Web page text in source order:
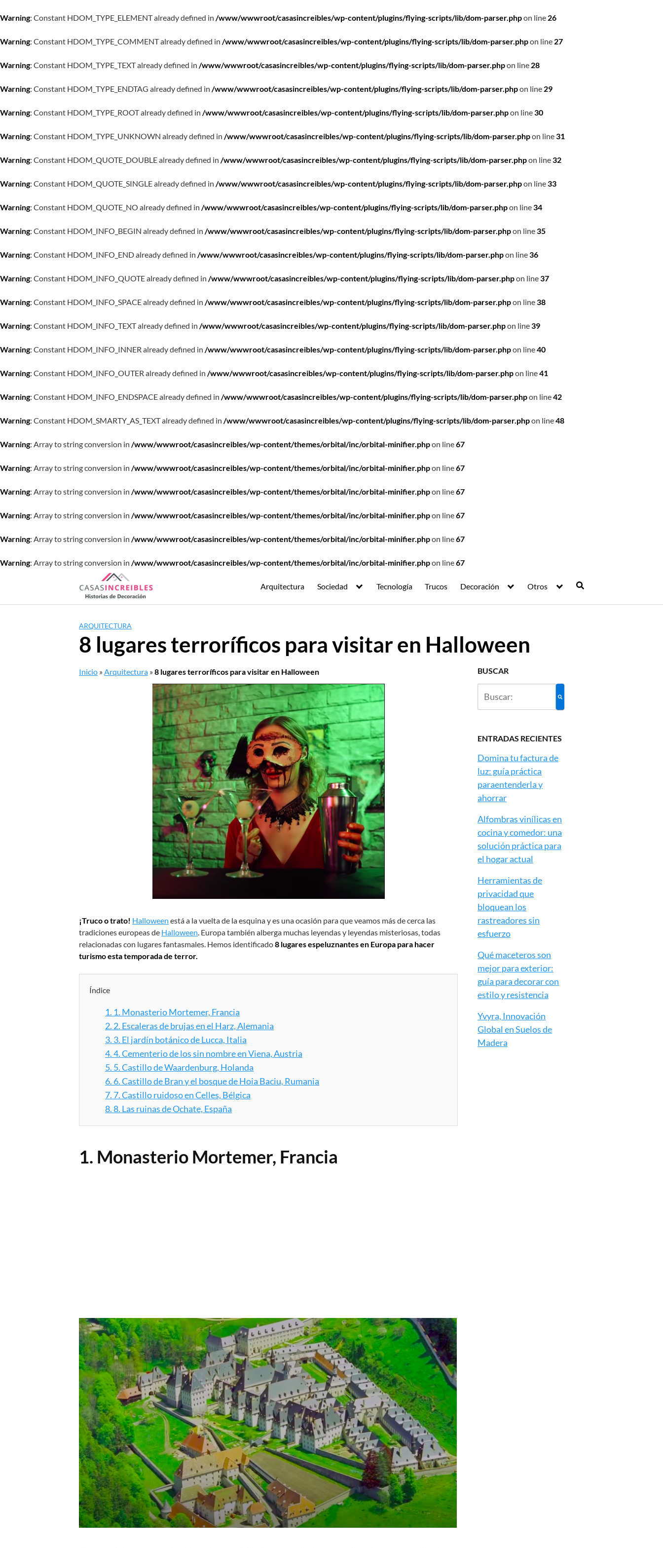
Warning: Constant HDOM_TYPE_ELEMENT already defined in /www/wwwroot/casasincreibles/wp-content/plugins/flying-scripts/lib/dom-parser.phpon line 26
Warning: Constant HDOM_TYPE_COMMENT already defined in /www/wwwroot/casasincreibles/wp-content/plugins/flying-scripts/lib/dom-parser.phpon line 27
Warning: Constant HDOM_TYPE_TEXT already defined in /www/wwwroot/casasincreibles/wp-content/plugins/flying-scripts/lib/dom-parser.phpon line 28
Warning: Constant HDOM_TYPE_ENDTAG already defined in /www/wwwroot/casasincreibles/wp-content/plugins/flying-scripts/lib/dom-parser.phpon line 29
Warning: Constant HDOM_TYPE_ROOT already defined in /www/wwwroot/casasincreibles/wp-content/plugins/flying-scripts/lib/dom-parser.phpon line30
Warning: Constant HDOM_TYPE_UNKNOWN already defined in /www/wwwroot/casasincreibles/wp-content/plugins/flying-scripts/lib/dom-parser.phpon line31
Warning: Constant HDOM_QUOTE_DOUBLE already defined in /www/wwwroot/casasincreibles/wp-content/plugins/flying-scripts/lib/dom-parser.phpon line32
Warning: Constant HDOM_QUOTE_SINGLE already defined in /www/wwwroot/casasincreibles/wp-content/plugins/flying-scripts/lib/dom-parser.phpon line33
Warning: Constant HDOM_QUOTE_NO already defined in /www/wwwroot/casasincreibles/wp-content/plugins/flying-scripts/lib/dom-parser.phpon line34
Warning: Constant HDOM_INFO_BEGIN already defined in /www/wwwroot/casasincreibles/wp-content/plugins/flying-scripts/lib/dom-parser.phpon line35
Warning: Constant HDOM_INFO_END already defined in /www/wwwroot/casasincreibles/wp-content/plugins/flying-scripts/lib/dom-parser.phpon line36
Warning: Constant HDOM_INFO_QUOTE already defined in /www/wwwroot/casasincreibles/wp-content/plugins/flying-scripts/lib/dom-parser.phpon line37
Warning: Constant HDOM_INFO_SPACE already defined in /www/wwwroot/casasincreibles/wp-content/plugins/flying-scripts/lib/dom-parser.phpon line38
Warning: Constant HDOM_INFO_TEXT already defined in /www/wwwroot/casasincreibles/wp-content/plugins/flying-scripts/lib/dom-parser.phpon line39
Warning: Constant HDOM_INFO_INNER already defined in /www/wwwroot/casasincreibles/wp-content/plugins/flying-scripts/lib/dom-parser.phpon line40
Warning: Constant HDOM_INFO_OUTER already defined in /www/wwwroot/casasincreibles/wp-content/plugins/flying-scripts/lib/dom-parser.phpon line41
Warning: Constant HDOM_INFO_ENDSPACE already defined in /www/wwwroot/casasincreibles/wp-content/plugins/flying-scripts/lib/dom-parser.phpon line42
Warning: Constant HDOM_SMARTY_AS_TEXT already defined in /www/wwwroot/casasincreibles/wp-content/plugins/flying-scripts/lib/dom-parser.phpon line48
Warning: Array to string conversion in /www/wwwroot/casasincreibles/wp-content/themes/orbital/inc/orbital-minifier.phpon line67
Warning: Array to string conversion in /www/wwwroot/casasincreibles/wp-content/themes/orbital/inc/orbital-minifier.phpon line67
Warning: Array to string conversion in /www/wwwroot/casasincreibles/wp-content/themes/orbital/inc/orbital-minifier.phpon line67
Warning: Array to string conversion in /www/wwwroot/casasincreibles/wp-content/themes/orbital/inc/orbital-minifier.phpon line67
Warning: Array to string conversion in /www/wwwroot/casasincreibles/wp-content/themes/orbital/inc/orbital-minifier.phpon line67
Warning: Array to string conversion in /www/wwwroot/casasincreibles/wp-content/themes/orbital/inc/orbital-minifier.phpon line67
Arquitectura Sociedad Tecnología Trucos Decoración Otros
ARQUITECTURA
8 lugares terroríficos para visitar en Halloween
Inicio »Arquitectura »8 lugares terroríficos para visitar en Halloween
¡Truco o trato! Halloween está a la vuelta de la esquina y es una ocasión para que veamos más de cerca las
tradiciones europeas de Halloween. Europa también alberga muchas leyendas y leyendas misteriosas, todas
relacionadas con lugares fantasmales. Hemos identificado8 lugares espeluznantes en Europa para hacer
turismo esta temporada de terror.
Índice
1. 1. Monasterio Mortemer, Francia
2. 2. Escaleras de brujas en el Harz, Alemania
3. 3. El jardín botánico de Lucca, Italia
4.4. Cementerio de los sin nombre en Viena, Austria
5. 5. Castillo de Waardenburg, Holanda
6. 6. Castillo de Bran y el bosque de Hoia Baciu, Rumania
7. 7. Castillo ruidoso en Celles, Bélgica
8.8. Las ruinas de Ochate, España
1. Monasterio Mortemer, Francia
BUSCAR
ENTRADAS RECIENTES
Domina tu factura de
luz: guía práctica
paraentenderla y
ahorrar
Alfombras vinílicas en
cocina y comedor: una
solución práctica para
el hogar actual
Herramientas de
privacidad que
bloquean los
rastreadores sin
esfuerzo
Qué maceteros son
mejor para exterior:
guía para decorar con
estilo y resistencia
Yvyra, Innovación
Global en Suelos de
Madera